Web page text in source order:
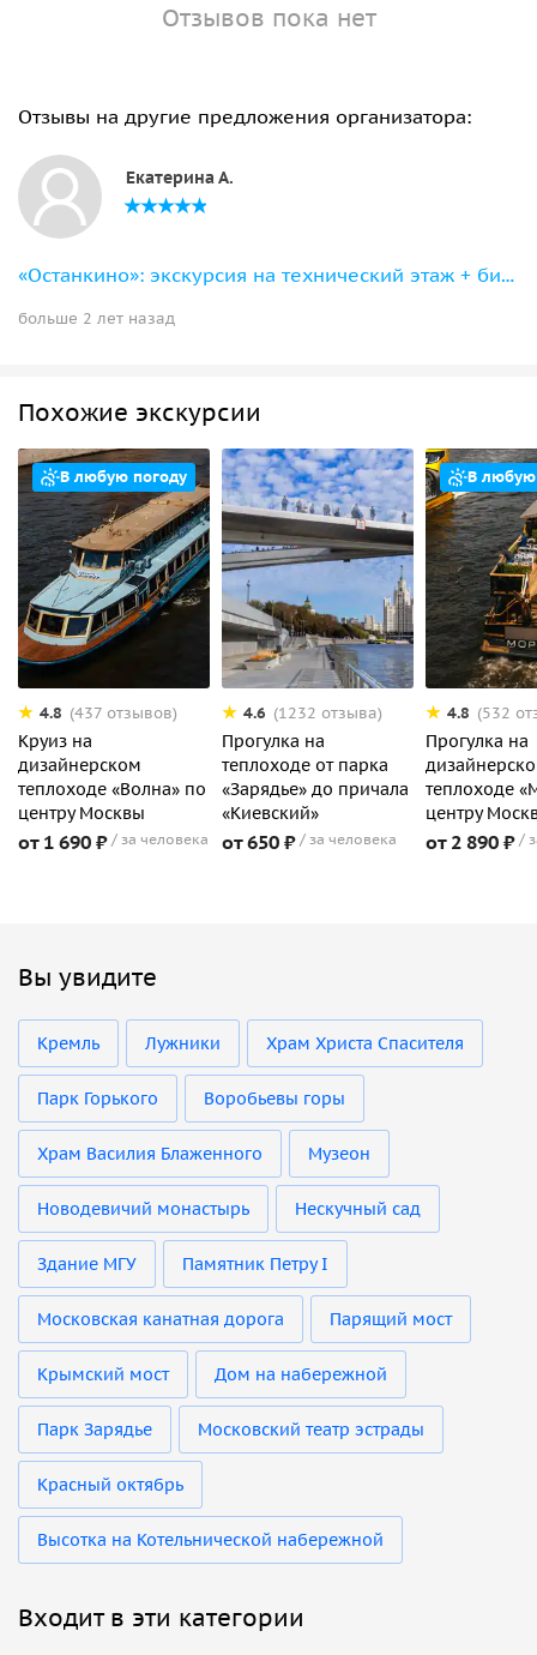
Отзывов пока нет
Отзывы на другие предложения организатора:
Екатерина А.
«Останкино»: экскурсия на технический этаж + билет на смотровую телебашни
больше 2 лет назад
Похожие экскурсии
В любую погоду
4.8 (437 отзывов)
Круиз на
дизайнерском
теплоходе «Волна» по
центру Москвы
от 1 690 ₽ за человека
4.6 (1232 отзыва)
Прогулка на
теплоходе от парка
«Зарядье» до причала
«Киевский»
от 650 ₽ за человека
В любую
4.8 (532
Прогулка на
теплоходе
центру
от 2 890 ₽
Вы увидите
Кремль Лужники Храм Христа Спасителя
Парк Горького Воробьевы горы
Храм Василия Блаженного Музеон
Новодевичий монастырь Нескучный сад
Здание МГУ Памятник Петру I
Московская канатная дорога Парящий мост
Крымский мост Дом на набережной
Парк Зарядье Московский театр эстрады
Красный октябрь
Высотка на Котельнической набережной
Входит в эти категории